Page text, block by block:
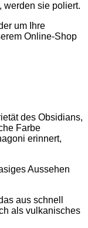
werden sie poliert.
um Ihre
Online-Shop
des Obsidians,
Farbe
erinnert,
Aussehen
aus schnell
als vulkanisches